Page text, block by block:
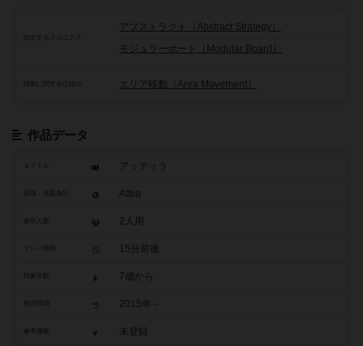
頻出するメカニクス
アブストラクト（Abstract Strategy）
モジュラーボード（Modular Board）
移動に関する仕組み エリア移動（Area Movement）
作品データ
タイトル アッティラ
Attila
参加人数 2人用
15分前後
7歳から
2015年～
参考価格 未登録